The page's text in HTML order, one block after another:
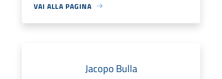
VAI ALLA PAGINA
Jacopo Bulla